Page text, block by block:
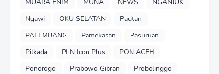
MUARA ENIM
MUNA NEWS
NGANJUK
Ngawi
OKU SELATAN
Pacitan
PALEMBANG
Pamekasan
Pasuruan
Pilkada
PLN Icon Plus
PON ACEH
Ponorogo
Prabowo Gibran
Probolinggo